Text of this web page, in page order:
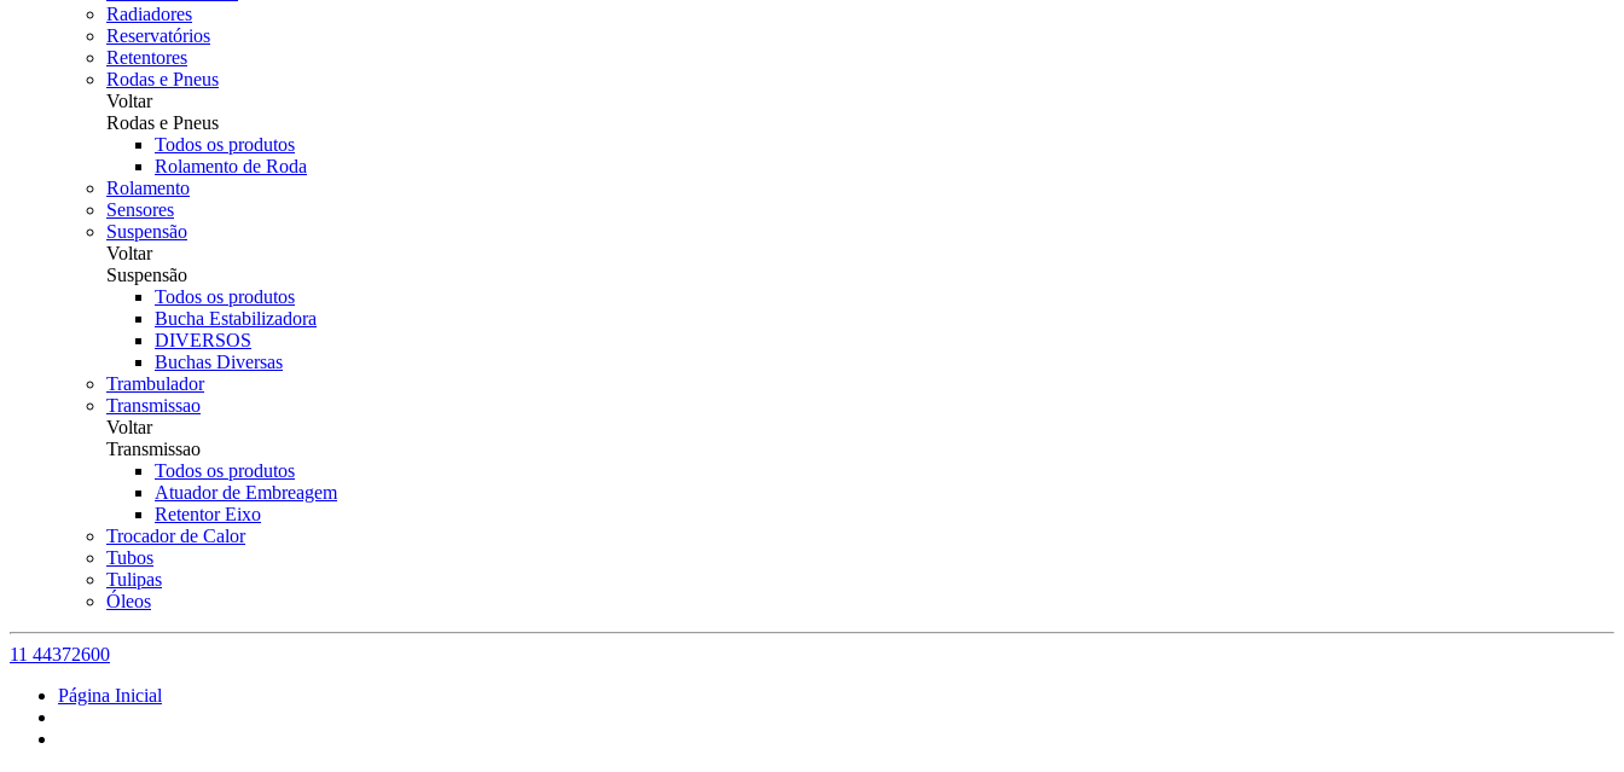
Radiadores
Reservatórios
Retentores
Rodas e Pneus
Voltar
Rodas e Pneus
Todos os produtos
Rolamento de Roda
Rolamento
Sensores
Suspensão
Voltar
Suspensão
Todos os produtos
Bucha Estabilizadora
DIVERSOS
Buchas Diversas
Trambulador
Transmissao
Voltar
Transmissao
Todos os produtos
Atuador de Embreagem
Retentor Eixo
Trocador de Calor
Tubos
Tulipas
Óleos
11 44372600
Página Inicial